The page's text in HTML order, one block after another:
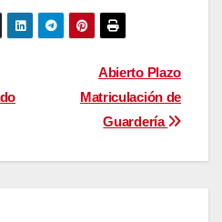
Abierto Plazo
Matriculación de
Guardería